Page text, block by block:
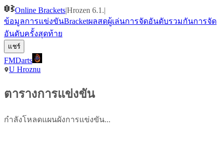
Online Brackets|Hrozen 6.1.|
ข้อมูลการแข่งขันBracketผลสดผู้เล่นการจัดอันดับรวมกันการจัด
อันดับครั้งสุดท้าย
แชร์
FMDarts
U Hroznu
ตารางการแข่งขัน
กำลังโหลดแผนผังการแข่งขัน...